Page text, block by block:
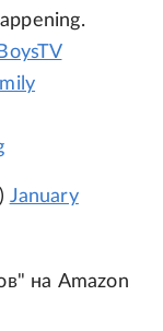
January
на Amazon